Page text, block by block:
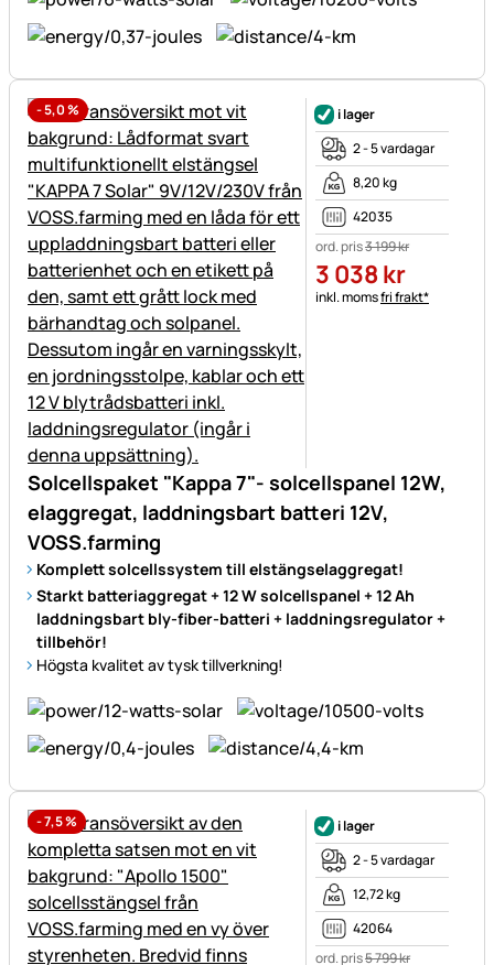
-5,0%
Solcellspaket "Kappa 7"- solcellspanel 12W,
elaggregat, laddningsbart batteri 12V,
VOSS.farming
Komplett solcellssystem till elstängselaggregat!
Starkt batteriaggregat + 12 W solcellspanel + 12 Ah
laddningsbart bly-fiber-batteri + laddningsregulator +
tillbehör!
Högsta kvalitet av tysk tillverkning!
i lager
2 - 5 vardagar
8,20 kg
42035
ord. pris3 199kr
3 038kr
Skatteinformation:
inkl. momsfri frakt*
-7,5%
i lager
2 - 5 vardagar
12,72 kg
42064
ord. pris5 799kr